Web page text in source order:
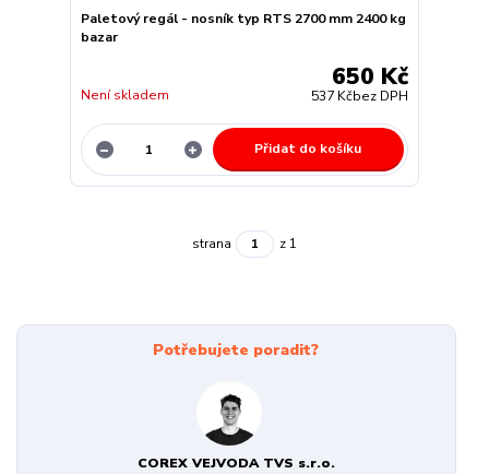
Paletový regál - nosník typ RTS 2700 mm 2400 kg
bazar
650 Kč
537 Kčbez DPH
Není skladem
Přidat do košíku
strana z 1
Potřebujete poradit?
COREX VEJVODA TVS s.r.o.